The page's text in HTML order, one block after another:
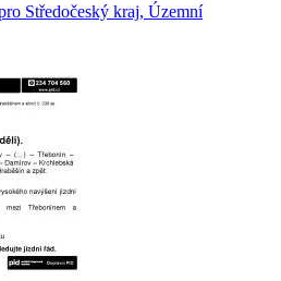
Středočeský kraj, Územní